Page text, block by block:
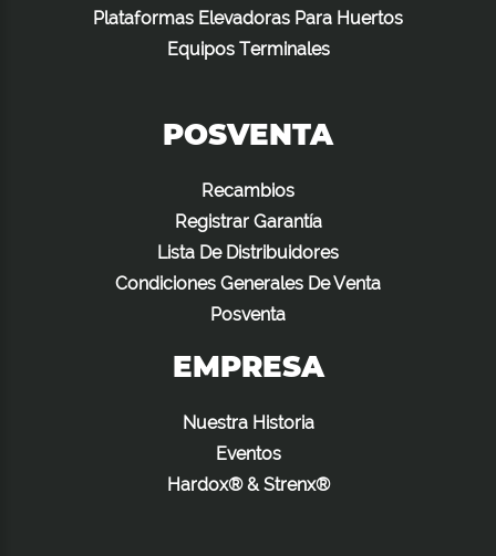
Plataformas Elevadoras Para Huertos
Equipos Terminales
POSVENTA
Recambios
Registrar Garantía
Lista De Distribuidores
Condiciones Generales De Venta
Posventa
EMPRESA
Nuestra Historia
Eventos
Hardox® & Strenx®